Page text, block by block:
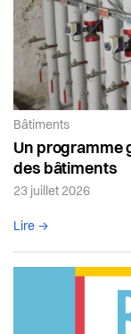
Article de la catégorie:
Bâtiments
Un programme
des bâtiments
23 juillet 2026
Lire →